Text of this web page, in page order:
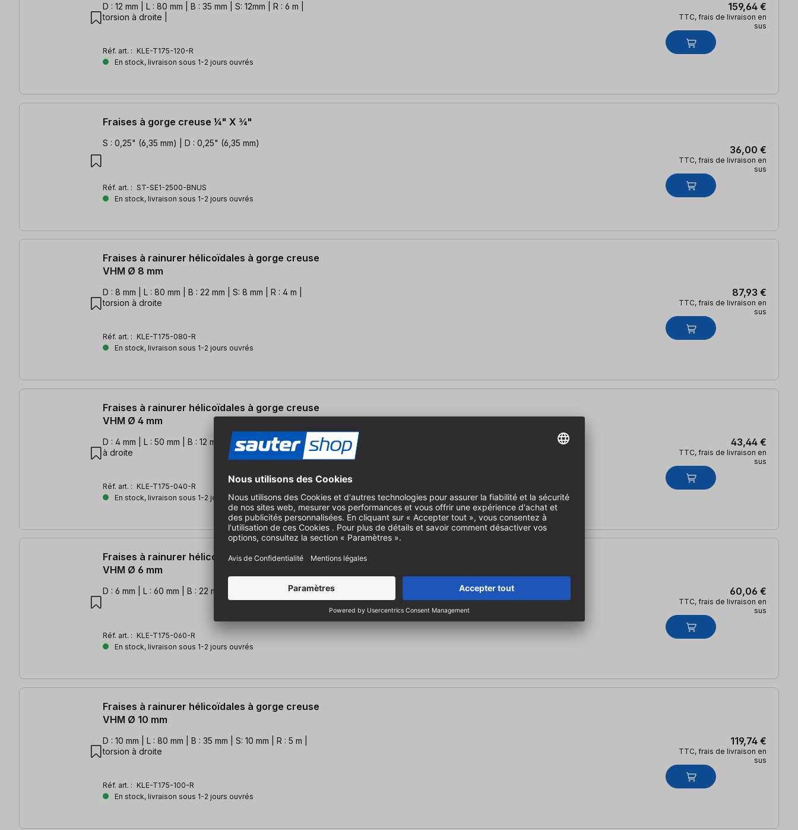
D : 12 mm | L : 80 mm | B : 35 mm | S: 12mm | R : 6 m |
torsion à droite |
Réf. art. : KLE-T175-120-R
En stock, livraison sous 1-2 jours ouvrés
159,64 €
TTC, frais de livraison en
sus
Fraises à gorge creuse ¼" X ¾"
S : 0,25" (6,35 mm) | D : 0,25" (6,35 mm)
Réf. art. : ST-SE1-2500-BNUS
En stock, livraison sous 1-2 jours ouvrés
36,00 €
TTC, frais de livraison en
sus
Fraises à rainurer hélicoïdales à gorge creuse
VHM Ø 8 mm
D : 8 mm | L : 80 mm | B : 22 mm | S: 8 mm | R : 4 m |
torsion à droite
Réf. art. : KLE-T175-080-R
En stock, livraison sous 1-2 jours ouvrés
87,93 €
TTC, frais de livraison en
sus
Fraises à rainurer hélicoïdales à gorge creuse
VHM Ø 4 mm
D : 4 mm | L : 50 mm | B : 12 mm | S: 4 mm | R : 2 m | torsion
à droite
Réf. art. : KLE-T175-040-R
En stock, livraison sous 1-2 jours ouvrés
43,44 €
TTC, frais de livraison en
sus
Fraises à rainurer hélicoïdales à gorge creuse
VHM Ø 6 mm
D : 6 mm | L : 60 mm | B : 22 mm | R : 3 m | torsion à droite
Réf. art. : KLE-T175-060-R
En stock, livraison sous 1-2 jours ouvrés
60,06 €
TTC, frais de livraison en
sus
Fraises à rainurer hélicoïdales à gorge creuse
VHM Ø 10 mm
D : 10 mm | L : 80 mm | B : 35 mm | S: 10 mm | R : 5 m |
torsion à droite
Réf. art. : KLE-T175-100-R
En stock, livraison sous 1-2 jours ouvrés
119,74 €
TTC, frais de livraison en
sus